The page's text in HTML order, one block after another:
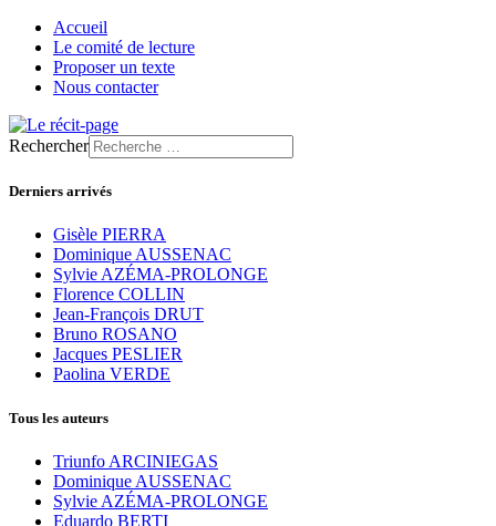
Accueil
Le comité de lecture
Proposer un texte
Nous contacter
Rechercher
Derniers arrivés
Gisèle PIERRA
Dominique AUSSENAC
Sylvie AZÉMA-PROLONGE
Florence COLLIN
Jean-François DRUT
Bruno ROSANO
Jacques PESLIER
Paolina VERDE
Tous les auteurs
Triunfo ARCINIEGAS
Dominique AUSSENAC
Sylvie AZÉMA-PROLONGE
Eduardo BERTI